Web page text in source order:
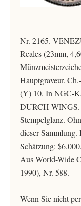
Nr. 2165.
Reales (23mm,
Hauptgraveur.
(Y) 10. In NGC-
DURCH WINGS.
Stempelglanz.
dieser
Schätzung: $6.000.
Aus World-Wide
1990), Nr. 588.
Wenn Sie nicht